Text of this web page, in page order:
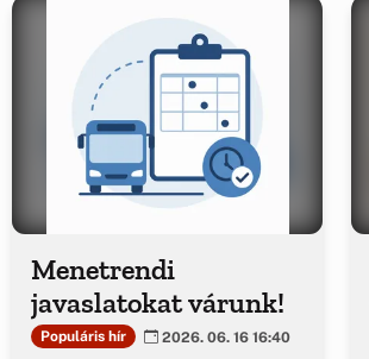
Menetrendi
javaslatokat várunk!
Populáris hír 2026. 06. 16 16:40